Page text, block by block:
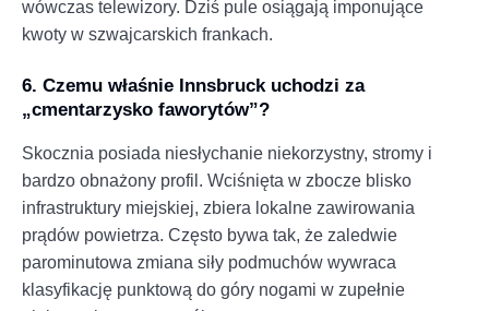
wówczas telewizory. Dziś pule osiągają imponujące
kwoty w szwajcarskich frankach.
6. Czemu właśnie Innsbruck uchodzi za
„cmentarzysko faworytów”?
Skocznia posiada niesłychanie niekorzystny, stromy i
bardzo obnażony profil. Wciśnięta w zbocze blisko
infrastruktury miejskiej, zbiera lokalne zawirowania
prądów powietrza. Często bywa tak, że zaledwie
parominutowa zmiana siły podmuchów wywraca
klasyfikację punktową do góry nogami w zupełnie